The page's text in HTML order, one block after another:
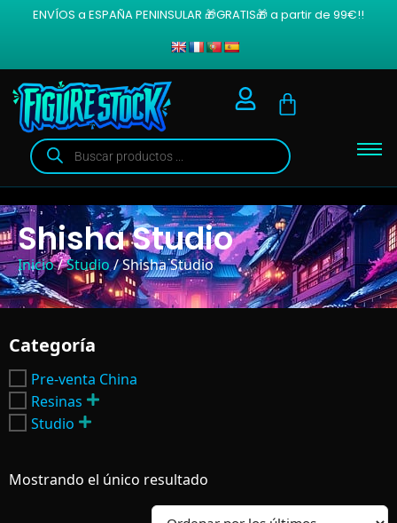
ENVÍOS a ESPAÑA PENINSULAR 🎁GRATIS🎁 a partir de 99€!!
Shisha Studio
Inicio/Studio/ Shisha Studio
Categoría
Pre-venta China
Resinas
Studio
Mostrando el único resultado